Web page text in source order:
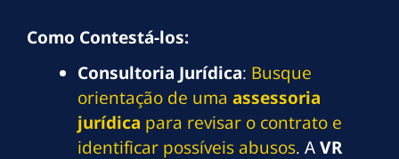
Como Contestá-los:
Consultoria Jurídica: Busque
orientação de uma assessoria
jurídica para revisar o contrato e
identificar possíveis abusos. AVR